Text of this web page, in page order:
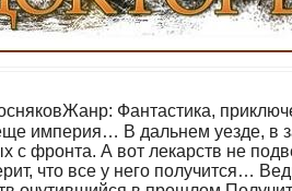
Фантастика,
империя… В дальнем уезде, в
А вот лекарств не
что все у него получится…